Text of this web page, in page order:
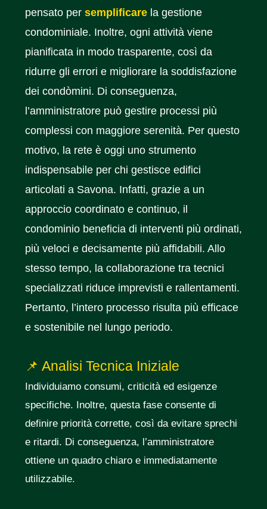
pensato per semplificare la gestione
condominiale. Inoltre, ogni attività viene
pianificata in modo trasparente, così da
ridurre gli errori e migliorare la soddisfazione
dei condòmini. Di conseguenza,
l’amministratore può gestire processi più
complessi con maggiore serenità. Per questo
motivo, la rete è oggi uno strumento
indispensabile per chi gestisce edifici
articolati a Savona. Infatti, grazie a un
approccio coordinato e continuo, il
condominio beneficia di interventi più ordinati,
più veloci e decisamente più affidabili. Allo
stesso tempo, la collaborazione tra tecnici
specializzati riduce imprevisti e rallentamenti.
Pertanto, l’intero processo risulta più efficace
e sostenibile nel lungo periodo.
📌 Analisi Tecnica Iniziale
Individuiamo consumi, criticità ed esigenze
specifiche. Inoltre, questa fase consente di
definire priorità corrette, così da evitare sprechi
e ritardi. Di conseguenza, l’amministratore
ottiene un quadro chiaro e immediatamente
utilizzabile.